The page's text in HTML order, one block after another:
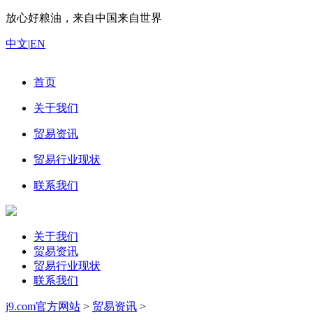
放心好粮油，来自中国来自世界
中文|EN
首页
关于我们
贸易资讯
贸易行业现状
联系我们
关于我们
贸易资讯
贸易行业现状
联系我们
j9.com官方网站 > 贸易资讯 >